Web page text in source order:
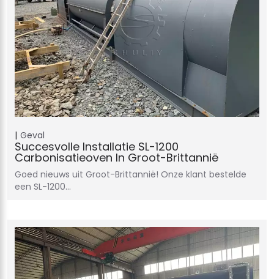
Geval
Succesvolle Installatie SL-1200
Carbonisatieoven In Groot-Brittannië
Goed nieuws uit Groot-Brittannië! Onze klant bestelde
een SL-1200…